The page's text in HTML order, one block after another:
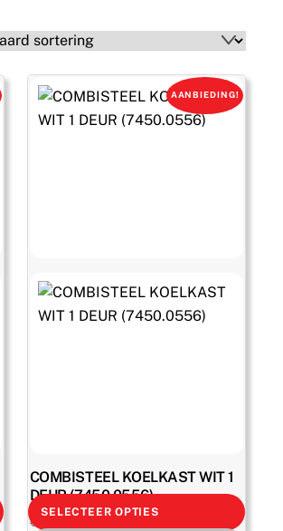
AANBIEDING!
COMBISTEEL KOELKAST WIT 1
DEUR (7450.0556)
€
Oorspronkelijke
€702,00Huidige
SELECTEER OPTIES